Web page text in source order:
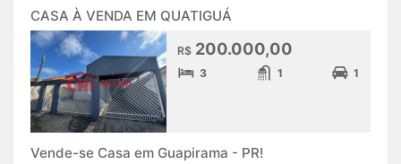
CASA À VENDA EM QUATIGUÁ
R$ 200.000,00
3 1 1
Vende-se Casa em Guapirama - PR!